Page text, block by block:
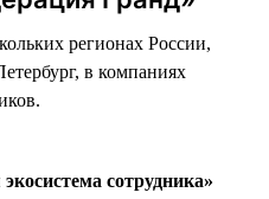
регионах России,
в компаниях
сотрудника»